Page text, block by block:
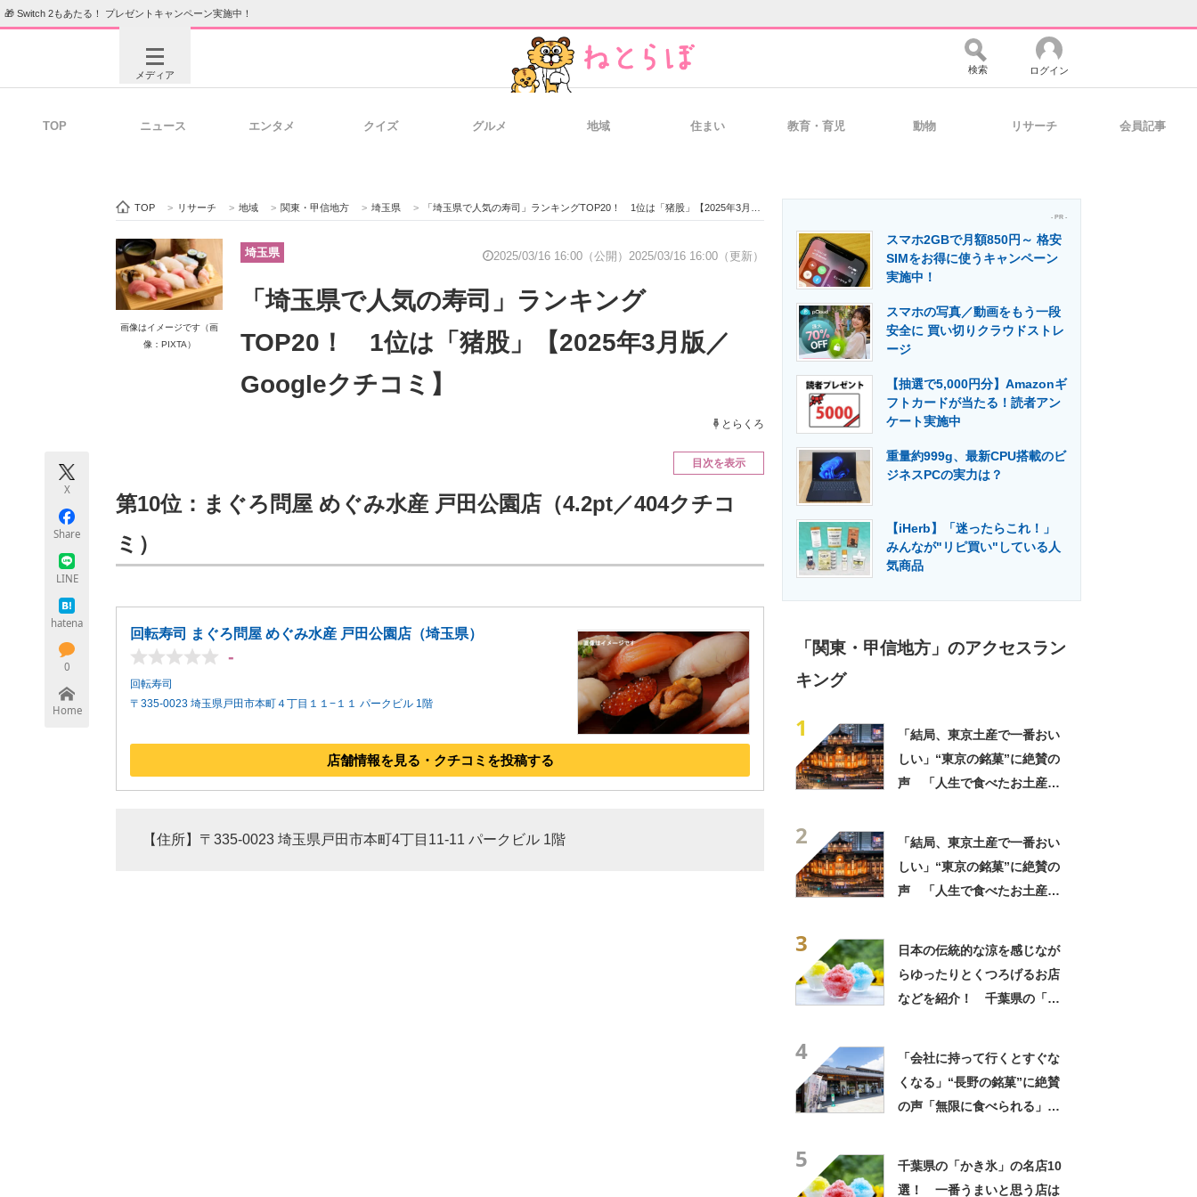
🎁 Switch 2もあたる！ プレゼントキャンペーン実施中！
メディア
ビジネスと働き方のヒント 経営リーダーのコミュニティ マーケ×ITの今がよく分かる
ITエンジニア向け専門サイト IT製品の技術・比較・事例 製造業のIT導入・活用を支援
エネルギーの専門メディア 建設×テクノロジーの最前線
ちょっと気になるネットの話題
検索 ログイン
TOP ニュース エンタメ クイズ グルメ 地域 住まい 教育・育児 動物 リサーチ 会員記事
TOP > リサーチ > 地域 > 関東・甲信地方 > 埼玉県 > 「埼玉県で人気の寿司」ランキングTOP20！ 1位は「猪股」【2025年3月版／Googleクチコミ】
画像はイメージです（画
像：PIXTA）
埼玉県 2025/03/16 16:00（公開） 2025/03/16 16:00（更新）
「埼玉県で人気の寿司」ランキング
TOP20！ 1位は「猪股」【2025年3月版／
Googleクチコミ】
とらくろ
X
Share
LINE
hatena
0
Home
目次を表示
第10位：まぐろ問屋 めぐみ水産 戸田公園店（4.2pt／404クチコ
ミ）
回転寿司 まぐろ問屋 めぐみ水産 戸田公園店（埼玉県）
-
回転寿司
〒335-0023 埼玉県戸田市本町４丁目１１−１１ パークビル 1階
店舗情報を見る・クチコミを投稿する
【住所】〒335-0023 埼玉県戸田市本町4丁目11-11 パークビル 1階
- PR -
スマホ2GBで月額850円～ 格安
SIMをお得に使うキャンペーン
実施中！
スマホの写真／動画をもう一段
安全に 買い切りクラウドストレ
ージ
【抽選で5,000円分】Amazonギ
フトカードが当たる！読者アン
ケート実施中
重量約999g、最新CPU搭載のビ
ジネスPCの実力は？
【iHerb】「迷ったらこれ！」
みんなが"リピ買い"している人
気商品
「関東・甲信地方」のアクセスラン
キング
1
「結局、東京土産で一番おい
しい」“東京の銘菓”に絶賛の
声 「人生で食べたお土産の
2
「結局、東京土産で一番おい
しい」“東京の銘菓”に絶賛の
声 「人生で食べたお土産の
3
日本の伝統的な涼を感じなが
らゆったりとくつろげるお店
などを紹介！ 千葉県の「か
4
「会社に持って行くとすぐな
くなる」“長野の銘菓”に絶賛
の声「無限に食べられる」
5
千葉県の「かき氷」の名店10
選！ 一番うまいと思う店は